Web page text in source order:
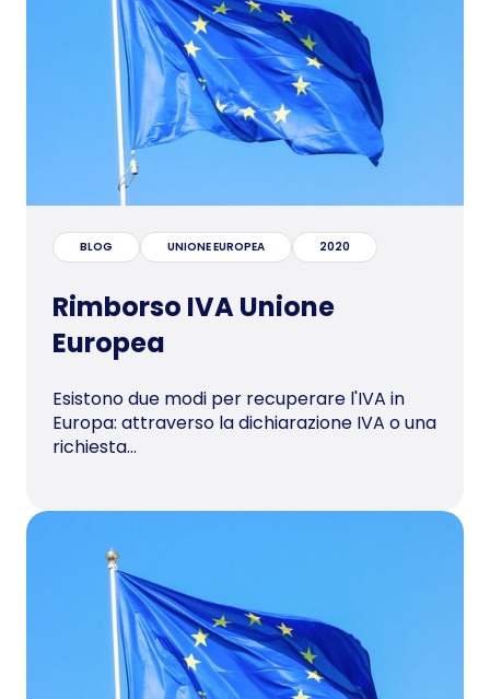
BLOG UNIONE EUROPEA 2020
Rimborso IVA Unione
Europea
Esistono due modi per recuperare l'IVA in
Europa: attraverso la dichiarazione IVA o una
richiesta...